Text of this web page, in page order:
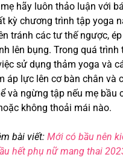
hãy luôn thảo luận với
kỳ chương trình tập yoga
tránh các tư thế ngược,
lên bụng. Trong quá trình
sử dụng thảm yoga và
áp lực lên cơ bàn chân và
và ngừng tập nếu mẹ bầu
không thoải mái nào.
bài viết: Mới có bầu nên
hết phụ nữ mang thai